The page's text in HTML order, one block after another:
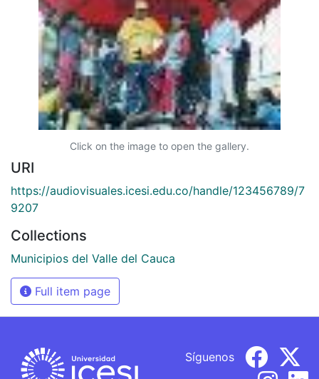
Click on the image to open the gallery.
URI
https://audiovisuales.icesi.edu.co/handle/123456789/7
9207
Collections
Municipios del Valle del Cauca
Full item page
Síguenos